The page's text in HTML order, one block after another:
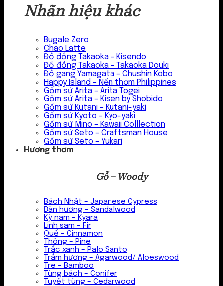
Nhãn hiệu khác
Bugale Zero
Chao Latte
Đồ đồng Takaoka – Kisendo
Đồ đồng Takaoka – Takaoka Douki
Đồ gang Yamagata – Chushin Kobo
Happy Island – Nến thơm Philippines
Gốm sứ Arita – Arita Togei
Gốm sứ Arita – Kisen by Shobido
Gốm sứ Kutani – Kutani-yaki
Gốm sứ Kyoto – Kyo-yaki
Gốm sứ Mino – Kawaii Colllection
Gốm sứ Seto – Craftsman House
Gốm sứ Seto – Yukari
Hương thơm
Gỗ – Woody
Bách Nhật – Japanese Cypress
Đàn hương – Sandalwood
Kỳ nam – Kyara
Linh sam – Fir
Quế – Cinnamon
Thông – Pine
Trắc xanh – Palo Santo
Trầm hương – Agarwood/ Aloeswood
Tre – Bamboo
Tùng bách – Conifer
Tuyết tùng – Cedarwood